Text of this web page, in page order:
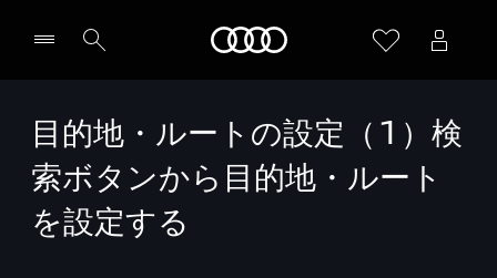
目的地・ルートの設定（1）検
索ボタンから目的地・ルート
を設定する